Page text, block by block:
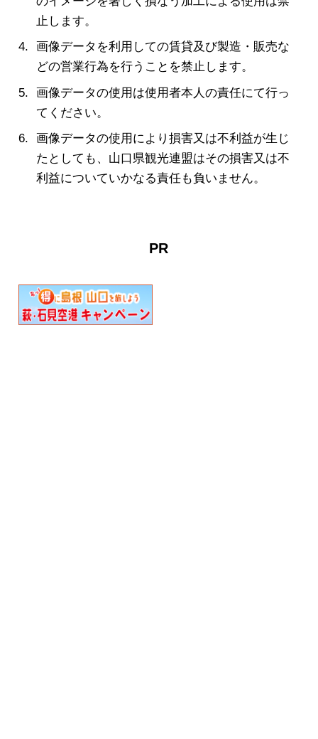
止します。
画像データを利用しての賃貸及び製造・販売な
どの営業行為を行うことを禁止します。
画像データの使用は使用者本人の責任にて行っ
てください。
画像データの使用により損害又は不利益が生じ
たとしても、山口県観光連盟はその損害又は不
利益についていかなる責任も負いません。
PR